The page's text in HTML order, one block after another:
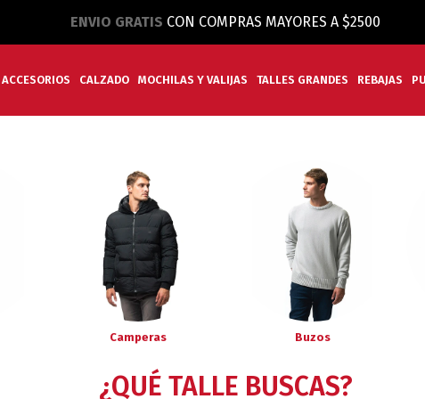
ENVIO GRATIS CON COMPRAS MAYORES A $2500
ACCESORIOS CALZADO MOCHILAS Y VALIJAS TALLES GRANDES REBAJAS
Camperas Buzos
¿QUÉ TALLE BUSCAS?